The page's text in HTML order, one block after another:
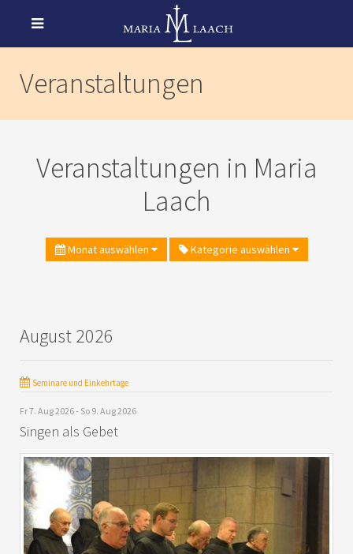
Veranstaltungen
Veranstaltungen in Maria
Laach
Monat auswählen Kategorie auswählen
August 2026
Seminare und Einkehrtage
Fr 7. Aug 2026 - So 9. Aug 2026
Singen als Gebet